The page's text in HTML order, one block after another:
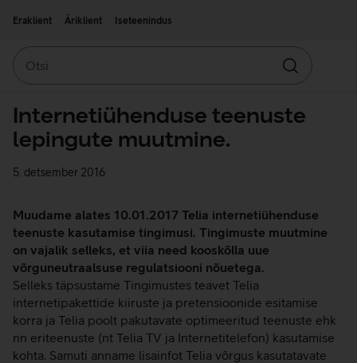
Eraklient
Äriklient Iseteenindus
Otsin
Internetiühenduse teenuste
lepingute muutmine.
5. detsember 2016
Muudame alates 10.01.2017 Telia internetiühenduse
teenuste kasutamise tingimusi. Tingimuste muutmine
on vajalik selleks, et viia need kooskõlla uue
võrguneutraalsuse regulatsiooni nõuetega.
Selleks täpsustame Tingimustes teavet Telia
internetipakettide kiiruste ja pretensioonide esitamise
korra ja Telia poolt pakutavate optimeeritud teenuste ehk
nn eriteenuste (nt Telia TV ja Internetitelefon) kasutamise
kohta. Samuti anname lisainfot Telia võrgus kasutatavate